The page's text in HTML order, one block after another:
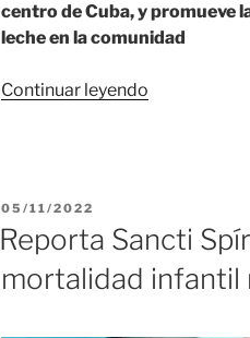
centro de Cuba, y promueve
leche en la comunidad
Continuar leyendo
Spíritus:
donaciones
PUBLICADO
EL
05/11/2022
Reporta Sancti
mortalidad infantil